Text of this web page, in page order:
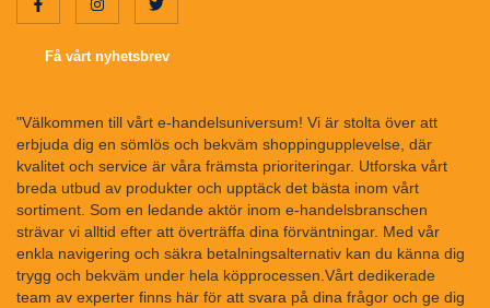
Få vårt nyhetsbrev
"Välkommen till vårt e-handelsuniversum! Vi är stolta över att
erbjuda dig en sömlös och bekväm shoppingupplevelse, där
kvalitet och service är våra främsta prioriteringar. Utforska vårt
breda utbud av produkter och upptäck det bästa inom vårt
sortiment. Som en ledande aktör inom e-handelsbranschen
strävar vi alltid efter att överträffa dina förväntningar. Med vår
enkla navigering och säkra betalningsalternativ kan du känna dig
trygg och bekväm under hela köpprocessen.Vårt dedikerade
team av experter finns här för att svara på dina frågor och ge dig